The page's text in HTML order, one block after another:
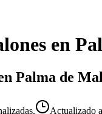
en
Palma de
Actualizado